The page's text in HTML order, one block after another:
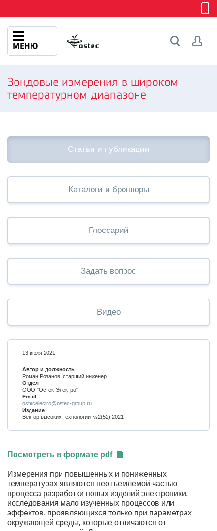
МЕНЮ
Зондовые измерения в широком
температурном диапазоне
Статьи и публикации
Каталоги и брошюры
Глоссарий
Задать вопрос
Видео
13 июля 2021
Автор и должность
Роман Розанов, старший инженер
Отдел
ООО "Остек-Электро"
Email
ostecelectro@ostec-group.ru
Издание
Вектор высоких технологий №2(52) 2021
Посмотреть в формате pdf
Измерения при повышенных и пониженных
температурах являются неотъемлемой частью
процесса разработки новых изделий электроники,
исследования мало изученных процессов или
эффектов, проявляющихся только при параметрах
окружающей среды, которые отличаются от